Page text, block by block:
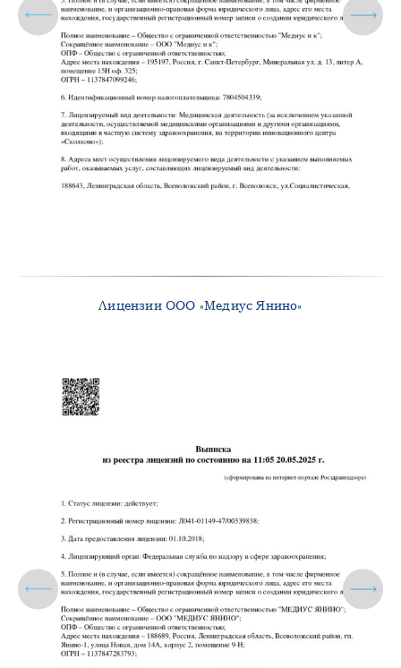
Лицензии ООО «Медиус Янино»